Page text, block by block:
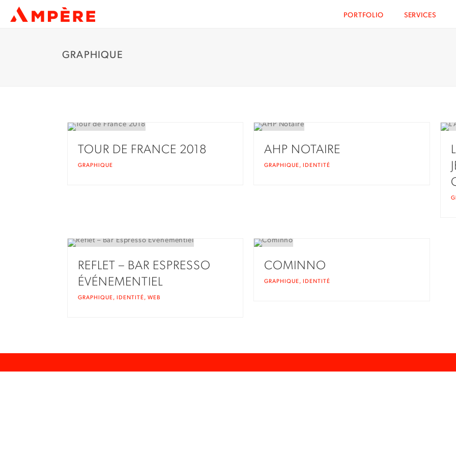
PORTFOLIO SERVICES
GRAPHIQUE
TOUR DE FRANCE 2018
GRAPHIQUE
AHP NOTAIRE
GRAPHIQUE,IDENTITÉ
REFLET – BAR ESPRESSO
ÉVÉNEMENTIEL
GRAPHIQUE, IDENTITÉ, WEB
COMINNO
GRAPHIQUE,IDENTITÉ